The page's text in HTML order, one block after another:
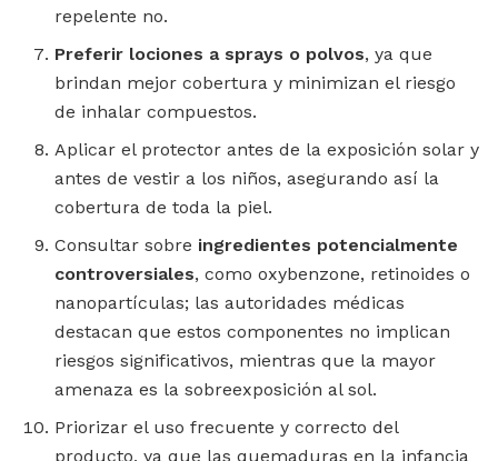
repelente no.
Preferir lociones a sprays o polvos, ya que
brindan mejor cobertura y minimizan el riesgo
de inhalar compuestos.
Aplicar el protector antes de la exposición solar y
antes de vestir a los niños, asegurando así la
cobertura de toda la piel.
Consultar sobre ingredientes potencialmente
controversiales, como oxybenzone, retinoides o
nanopartículas; las autoridades médicas
destacan que estos componentes no implican
riesgos significativos, mientras que la mayor
amenaza es la sobreexposición al sol.
Priorizar el uso frecuente y correcto del
producto, ya que las quemaduras en la infancia